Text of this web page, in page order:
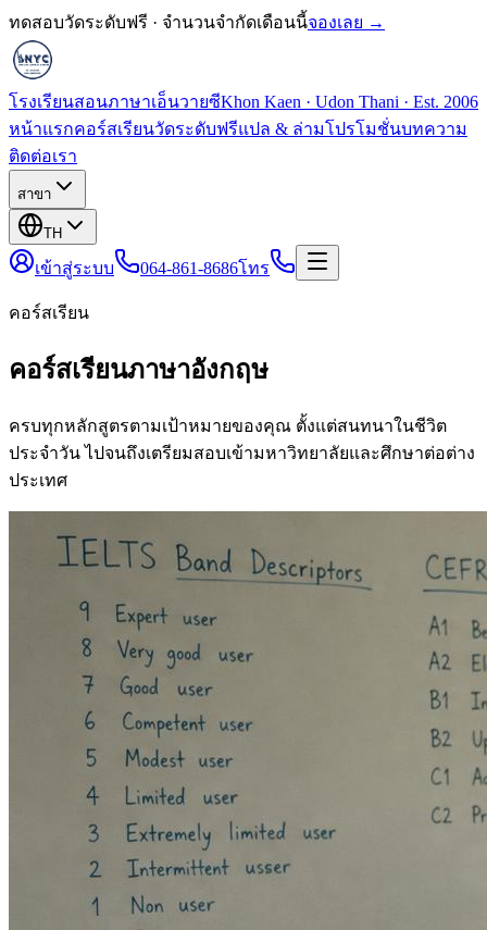
ทดสอบวัดระดับฟรี · จำนวนจำกัดเดือนนี้จองเลย →
โรงเรียนสอนภาษาเอ็นวายซีKhon Kaen · Udon Thani · Est. 2006
หน้าแรกคอร์สเรียนวัดระดับฟรีแปล & ล่ามโปรโมชั่นบทความ
ติดต่อเรา
สาขา
TH
เข้าสู่ระบบ 064-861-8686โทร
คอร์สเรียน
คอร์สเรียนภาษาอังกฤษ
ครบทุกหลักสูตรตามเป้าหมายของคุณ ตั้งแต่สนทนาในชีวิต
ประจำวัน ไปจนถึงเตรียมสอบเข้ามหาวิทยาลัยและศึกษาต่อต่าง
ประเทศ